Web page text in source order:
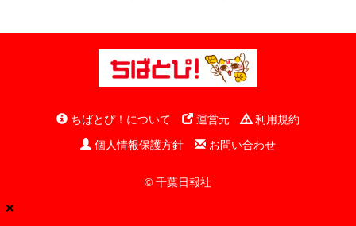
ちばとぴ！について 運営元
利用規約
個人情報保護方針
お問い合わせ
© 千葉日報社
×